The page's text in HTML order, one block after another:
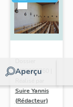
Aperçu
IM85000760 |
Suire Yannis
(Rédacteur)